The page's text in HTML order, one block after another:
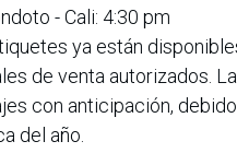
- Cali: 4:30 pm
ya están
de venta autorizados.
con anticipación,
del año.